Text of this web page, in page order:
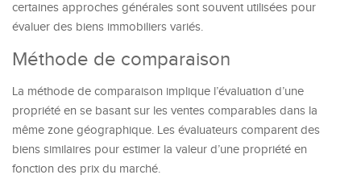
certaines approches générales sont souvent utilisées pour
évaluer des biens immobiliers variés.
Méthode de comparaison
La méthode de comparaison implique l’évaluation d’une
propriété en se basant sur les ventes comparables dans la
même zone géographique. Les évaluateurs comparent des
biens similaires pour estimer la valeur d’une propriété en
fonction des prix du marché.